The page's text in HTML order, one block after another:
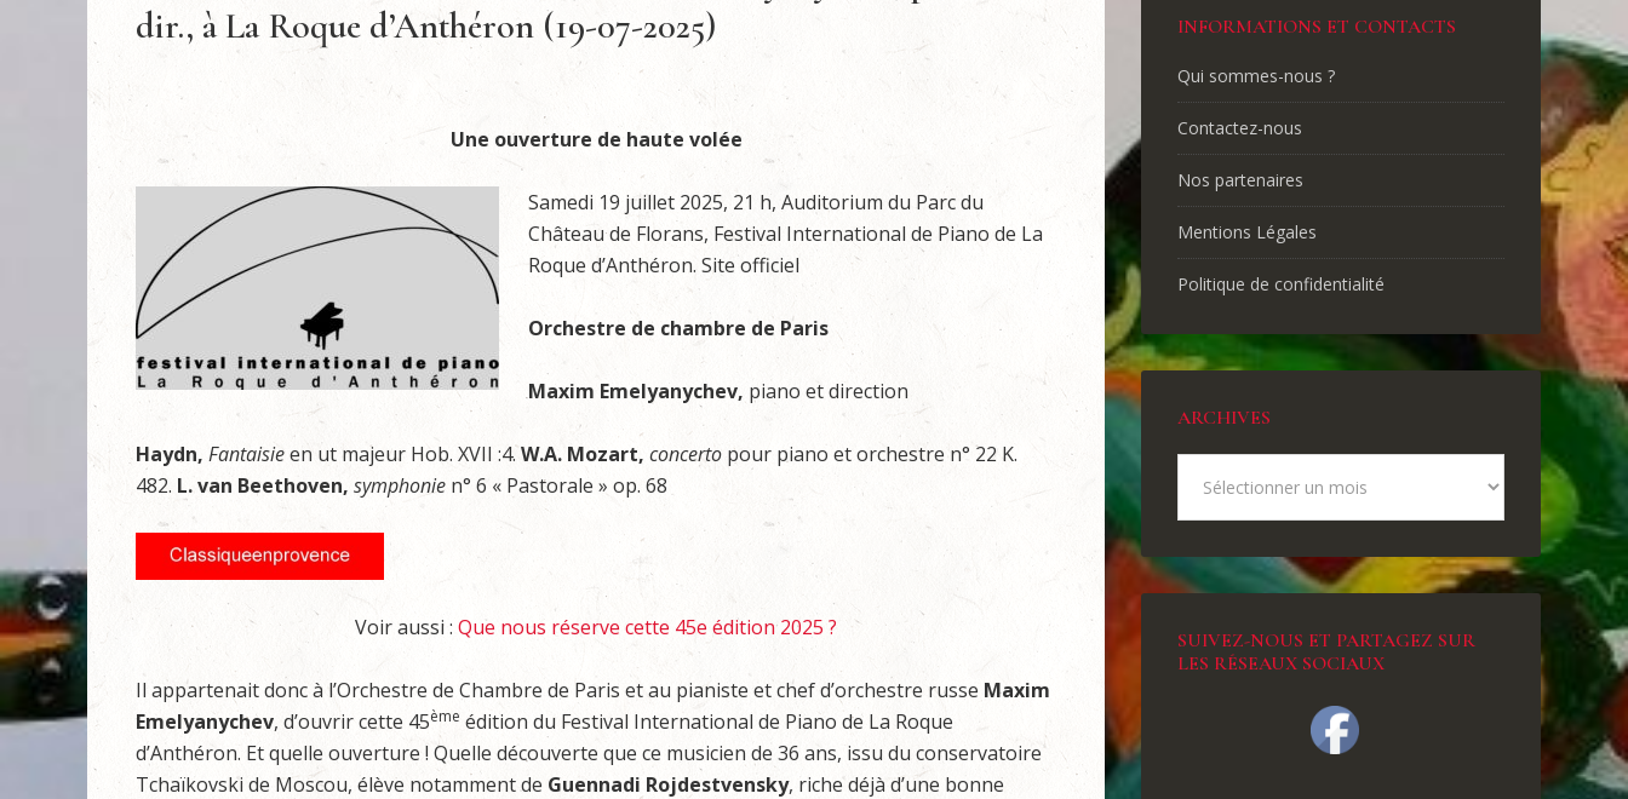
dir., à La Roque d’Anthéron (19-07-2025)
Une ouverture de haute volée
Samedi 19 juillet 2025, 21 h, Auditorium du Parc du
Château de Florans, Festival International de Piano de La
Roque d’Anthéron. Site officiel
Orchestre de chambre de Paris
Maxim Emelyanychev, piano et direction
Haydn, Fantaisieen ut majeur Hob. XVII :4.W.A. Mozart, concerto pour piano et orchestre n° 22 K.
482. L. van Beethoven, symphonie n° 6 « Pastorale » op. 68
Voir aussi : Que nous réserve cette 45e édition 2025 ?
Il appartenait donc à l’Orchestre de Chambre de Paris et au pianiste et chef d’orchestre russe Maxim
Emelyanychev, d’ouvrir cette 45ème édition du Festival International de Piano de La Roque
d’Anthéron. Et quelle ouverture ! Quelle découverte que ce musicien de 36 ans, issu du conservatoire
Tchaïkovski de Moscou, élève notamment de Guennadi Rojdestvensky, riche déjà d’une bonne
INFORMATIONS ET CONTACTS
Qui sommes-nous ?
Contactez-nous
Nos partenaires
Mentions Légales
Politique de confidentialité
ARCHIVES
SUIVEZ-NOUS ET PARTAGEZ SUR
LES RÉSEAUX SOCIAUX